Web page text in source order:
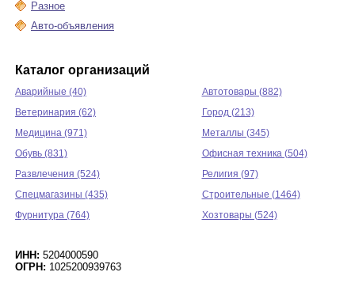
Разное
Авто-объявления
Каталог организаций
Аварийные (40)
Автотовары (882)
Ветеринария (62)
Город (213)
Медицина (971)
Металлы (345)
Обувь (831)
Офисная техника (504)
Развлечения (524)
Религия (97)
Спецмагазины (435)
Строительные (1464)
Фурнитура (764)
Хозтовары (524)
ИНН: 5204000590
ОГРН: 1025200939763